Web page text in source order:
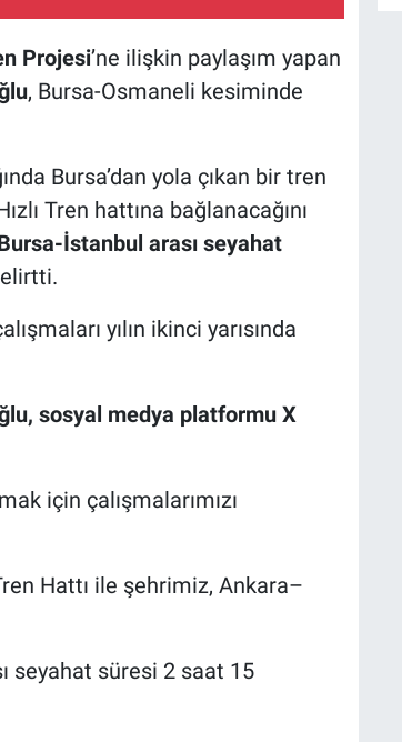
Projesi’ne ilişkin paylaşım yapan
, Bursa-Osmaneli kesiminde
Bursa’dan yola çıkan bir tren
Tren hattına bağlanacağını
İstanbul arası seyahat
yılın ikinci yarısında
sosyal medya platformu X
için çalışmalarımızı
Hattı ile şehrimiz, Ankara–
seyahat süresi 2 saat 15